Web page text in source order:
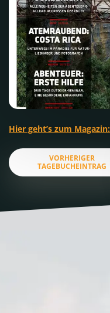
Hier geht’s zum Magazin:
VORHERIGER
TAGEBUCHEINTRAG